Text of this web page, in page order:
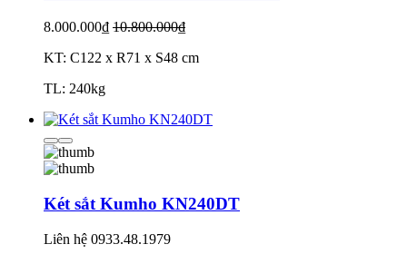
8.000.000₫ 10.800.000₫
KT: C122 x R71 x S48 cm
TL: 240kg
Két sắt Kumho KN240DT
Liên hệ 0933.48.1979